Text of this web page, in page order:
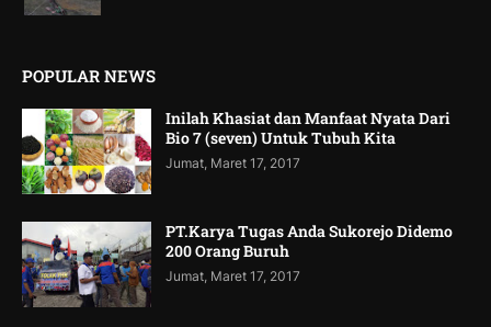
POPULAR NEWS
Inilah Khasiat dan Manfaat Nyata Dari
Bio 7 (seven) Untuk Tubuh Kita
Jumat, Maret 17, 2017
PT.Karya Tugas Anda Sukorejo Didemo
200 Orang Buruh
Jumat, Maret 17, 2017